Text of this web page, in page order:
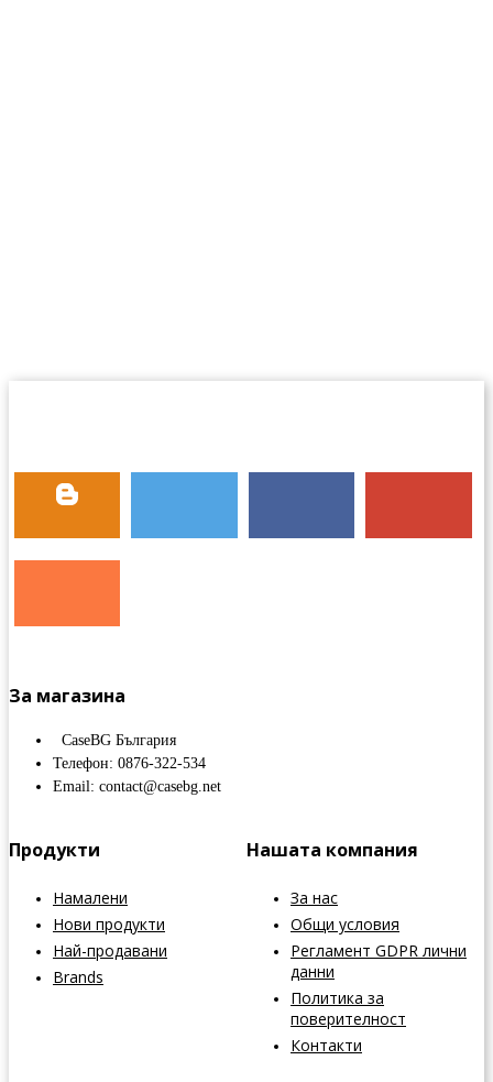
За магазина
CaseBG България
Телефон: 0876-322-534
Email: contact@casebg.net
Продукти
Намалени
Нови продукти
Най-продавани
Brands
Нашата компания
За нас
Общи условия
Регламент GDPR лични
данни
Политика за
поверителност
Контакти